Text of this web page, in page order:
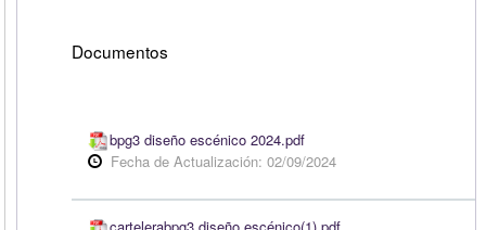
Documentos
bpg3 diseño escénico 2024.pdf
Fecha de Actualización: 02/09/2024